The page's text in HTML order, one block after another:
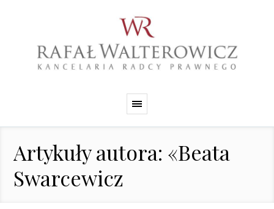
Artykuły autora: «Beata
Swarcewicz